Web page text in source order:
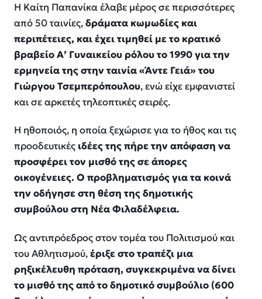
Η Καίτη Παπανίκα έλαβε μέρος σε περισσότερες
από 50 ταινίες,δράματα κωμωδίες και
περιπέτειες, και έχει τιμηθεί με το κρατικό
βραβείο Α’ Γυναικείου ρόλου το 1990 για την
ερμηνεία της στην ταινία «Άντε Γειά» του
Γιώργου Τσεμπερόπουλου, ενώ είχε εμφανιστεί
και σε αρκετές τηλεοπτικές σειρές.
Η ηθοποιός, η οποία ξεχώρισε για το ήθος και τις
προοδευτικές ιδέες της πήρε την απόφαση να
προσφέρει τον μισθό της σε άπορες
οικογένειες. Ο προβληματισμός για τα κοινά
την οδήγησε στη θέση της δημοτικής
συμβούλου στη Νέα Φιλαδέλφεια.
Ως αντιπρόεδρος στον τομέα του Πολιτισμού και
του Αθλητισμού,έριξε στο τραπέζι μια
ρηξικέλευθη πρόταση, συγκεκριμένα να δίνει
το μισθό της από το δημοτικό συμβούλιο (600